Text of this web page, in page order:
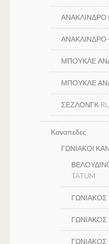
ΑΝΑΚΛΙΝΔΡΟ
ΜΠΟΥΚΛΕ
ΜΠΟΥΚΛΕ
ΣΕΖΛΟΝΓΚ
Καναπεδες
ΓΩΝΙΑΚΟΙ
TATUM
ΓΩΝΙΑΚΟΣ
ΓΩΝΙΑΚΟΣ